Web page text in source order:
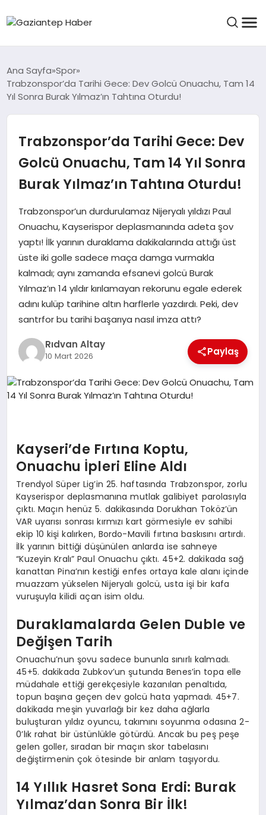
ASAYIŞ
EĞITIM
FINANS
MAGAZIN
SPOR
DIĞER
Ana Sayfa Spor
Trabzonspor’da Tarihi Gece: Dev Golcü Onuachu, Tam 14
Yıl Sonra Burak Yılmaz’ın Tahtına Oturdu!
Trabzonspor’da Tarihi Gece: Dev
Golcü Onuachu, Tam 14 Yıl Sonra
Burak Yılmaz’ın Tahtına Oturdu!
Trabzonspor’un durdurulamaz Nijeryalı yıldızı Paul
Onuachu, Kayserispor deplasmanında adeta şov
yaptı! İlk yarının duraklama dakikalarında attığı üst
üste iki golle sadece maça damga vurmakla
kalmadı; aynı zamanda efsanevi golcü Burak
Yılmaz’ın 14 yıldır kırılamayan rekorunu egale ederek
adını kulüp tarihine altın harflerle yazdırdı. Peki, dev
santrfor bu tarihi başarıya nasıl imza attı?
Rıdvan Altay
10 Mart 2026 Paylaş
Kayseri’de Fırtına Koptu,
Onuachu İpleri Eline Aldı
Trendyol Süper Lig’in 25. haftasında Trabzonspor, zorlu
Kayserispor deplasmanına mutlak galibiyet parolasıyla
çıktı. Maçın henüz 5. dakikasında Dorukhan Toköz’ün
VAR uyarısı sonrası kırmızı kart görmesiyle ev sahibi
ekip 10 kişi kalırken, Bordo-Mavili fırtına baskısını artırdı.
İlk yarının bittiği düşünülen anlarda ise sahneye
“Kuzeyin Kralı” Paul Onuachu çıktı. 45+2. dakikada sağ
kanattan Pina’nın kestiği enfes ortaya kale alanı içinde
muazzam yükselen Nijeryalı golcü, usta işi bir kafa
vuruşuyla kilidi açan isim oldu.
Duraklamalarda Gelen Duble ve
Değişen Tarih
Onuachu’nun şovu sadece bununla sınırlı kalmadı.
45+5. dakikada Zubkov’un şutunda Benes’in topa elle
müdahale ettiği gerekçesiyle kazanılan penaltıda,
topun başına geçen dev golcü hata yapmadı. 45+7.
dakikada meşin yuvarlağı bir kez daha ağlarla
buluşturan yıldız oyuncu, takımını soyunma odasına 2-
0’lık rahat bir üstünlükle götürdü. Ancak bu peş peşe
gelen goller, sıradan bir maçın skor tabelasını
değiştirmenin çok ötesinde bir anlam taşıyordu.
14 Yıllık Hasret Sona Erdi: Burak
Yılmaz’dan Sonra Bir İlk!